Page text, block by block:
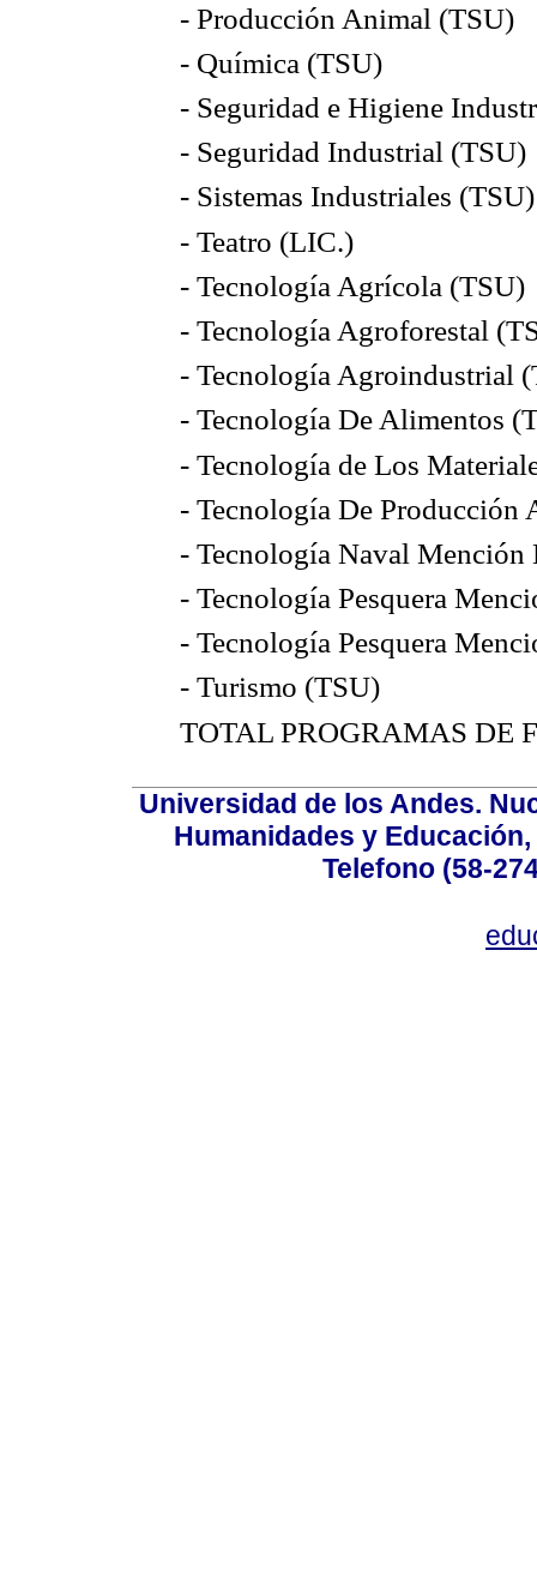
- Producción Animal (TSU)
- Química (TSU)
- Seguridad e Higiene
- Seguridad Industrial (TSU)
- Sistemas Industriales (TSU)
- Teatro (LIC.)
- Tecnología Agrícola (TSU)
- Tecnología Agroforestal
- Tecnología Agroindustrial
- Tecnología De Alimentos
- Tecnología de Los
- Tecnología De Producción
- Tecnología Naval Mención
- Tecnología Pesquera
- Tecnología Pesquera
- Turismo (TSU)
TOTAL PROGRAMAS DE
Universidad de los Andes.
Humanidades y
Telefono (58-